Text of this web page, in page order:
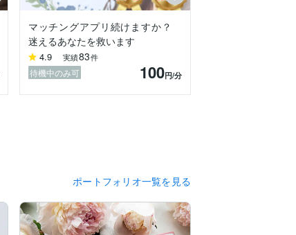
マッチングアプリ続けますか？
迷えるあなたを救います
4.9 実績83件
待機中のみ可 100円/分
ポートフォリオ一覧を見る